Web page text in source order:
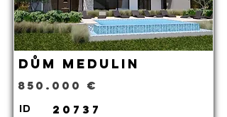
Dům Medulin
850.000 €
ID 20737